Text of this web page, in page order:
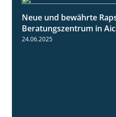
Neue und bewährte
Beratungszentrum in
24.06.2025